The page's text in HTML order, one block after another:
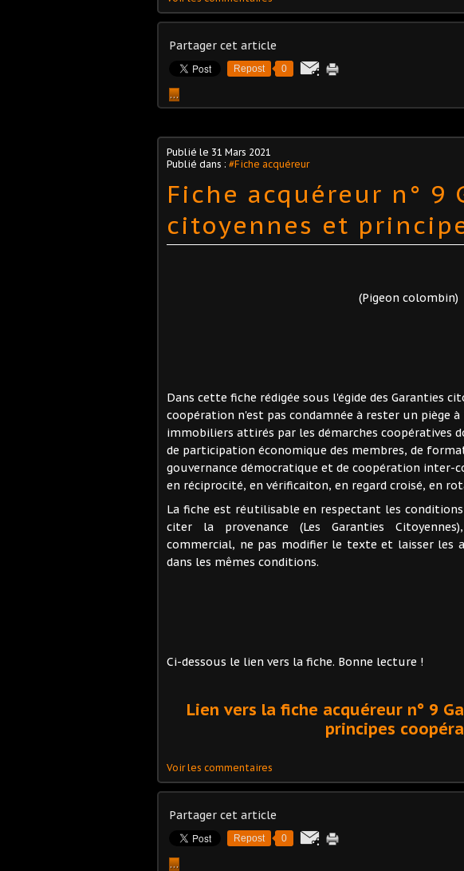
Partager cet article
Repost 0
…
Publié le 31 Mars 2021
Publié dans : #Fiche acquéreur
Fiche acquéreur n° 9
citoyennes et
(Pigeon colombin)
Dans cette fiche rédigée sous l'égide des Garanties
coopération n'est pas condamnée à rester un piège à
immobiliers attirés par les démarches coopératives
de participation économique des membres, de
gouvernance démocratique et de coopération inter-
en réciprocité, en vérificaiton, en regard croisé, en
La fiche est réutilisable en respectant les
citer la provenance (Les Garanties
commercial, ne pas modifier le texte et laisser les
dans les mêmes conditions.
Ci-dessous le lien vers la fiche. Bonne lecture !
Lien vers la fiche acquéreur n° 9
principes
Voir les commentaires
Partager cet article
Repost 0
…